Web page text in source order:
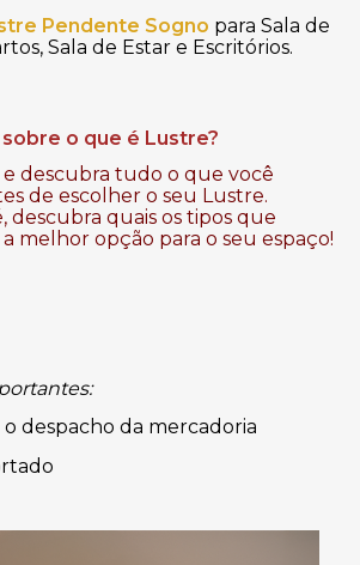
Pendente Sogno para Sala de
Sala de Estar e Escritórios.
o que é Lustre?
e descubra tudo o que você
de escolher o seu Lustre.
descubra quais os tipos que
melhor opção para o seu espaço!
o despacho da mercadoria